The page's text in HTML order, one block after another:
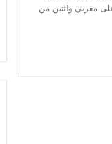
مغربي واثنين من